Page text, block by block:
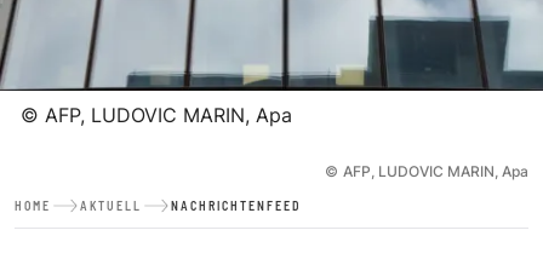
© AFP, LUDOVIC MARIN, Apa
© AFP, LUDOVIC MARIN, Apa
HOME AKTUELL NACHRICHTENFEED